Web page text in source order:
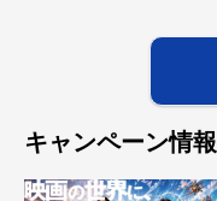
キャンペーン情報